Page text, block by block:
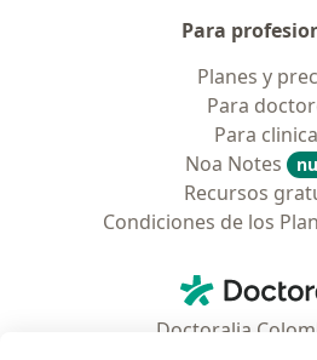
Para
Planes y
Para
Para
Noa Notes
Recursos
Condiciones de los
Doctoralia